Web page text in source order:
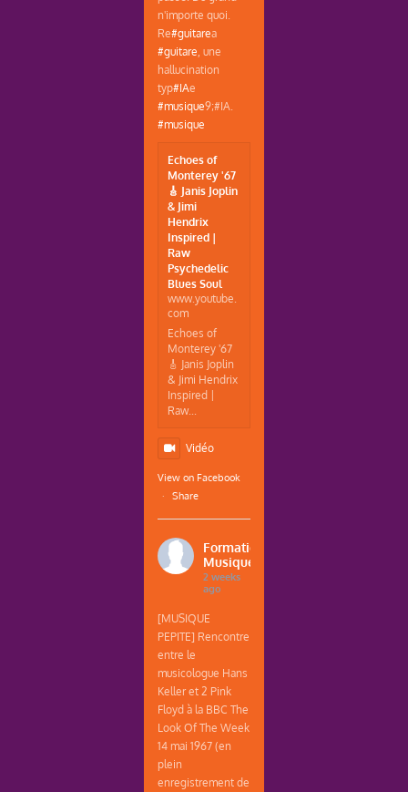
n'importe quoi.
Re#guitarea
#guitare, une
hallucination
typ#IAe
#musique9;#IA.
#musique
Echoes of
Monterey '67
🎸 Janis Joplin
& Jimi
Hendrix
Inspired |
Raw
Psychedelic
Blues Soul
www.youtube.
com
Echoes of
Monterey '67
🎸 Janis Joplin
& Jimi Hendrix
Inspired |
Raw...
Vidéo
View on Facebook
·
Share
Formations
Musique
2 weeks
ago
[MUSIQUE
PEPITE] Rencontre
entre le
musicologue Hans
Keller et 2 Pink
Floyd à la BBC The
Look Of The Week
14 mai 1967 (en
plein
enregistrement de